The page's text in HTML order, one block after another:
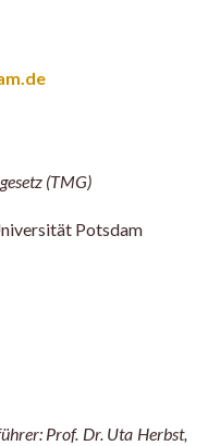
(TMG)
Potsdam
Prof. Dr. Uta Herbst,